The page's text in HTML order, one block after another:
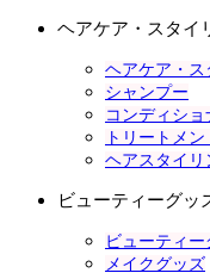
ヘアケア・スタイ
ヘアケア・ス
シャンプー
コンディショ
トリートメ
ヘアスタイリ
ビューティーグッ
ビューティ
メイクグッズ